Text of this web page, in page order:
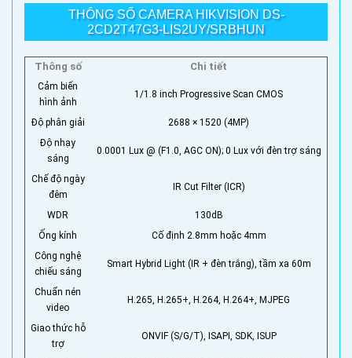
THÔNG SỐ CAMERA HIKVISION DS-
2CD2T47G3-LIS2UY/SRBHUN
Thông số Chi tiết
Cảm biến
hình ảnh
1/1.8 inch Progressive Scan CMOS
Độ phân giải
2688 × 1520 (4MP)
Độ nhạy
sáng
0.0001 Lux @ (F1.0, AGC ON); 0 Lux với đèn trợ sáng
Chế độ ngày
đêm
IR Cut Filter (ICR)
WDR
130dB
Ống kính
Cố định 2.8mm hoặc 4mm
Công nghệ
chiếu sáng
Smart Hybrid Light (IR + đèn trắng), tầm xa 60m
Chuẩn nén
video
H.265, H.265+, H.264, H.264+, MJPEG
Giao thức hỗ
trợ
ONVIF (S/G/T), ISAPI, SDK, ISUP